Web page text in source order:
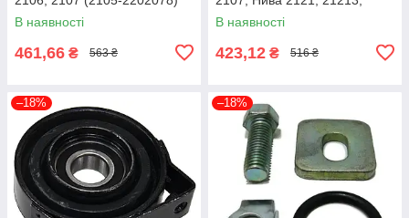
Rider RD.2105-2202078
В наявності
461,66 ₴ 563 ₴
21214 Rider RD.2101-
2202120
В наявності
423,12 ₴ 516 ₴
–18% –18%